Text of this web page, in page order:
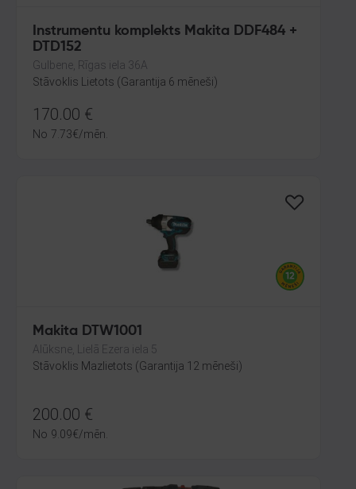
Instrumentu komplekts Makita DDF484 +
DTD152
Gulbene, Rīgas iela 36A
Stāvoklis Lietots (Garantija 6 mēneši)
170.00 €
No 7.73€/mēn.
Makita DTW1001
Alūksne, Lielā Ezera iela 5
Stāvoklis Mazlietots (Garantija 12 mēneši)
200.00 €
No 9.09€/mēn.